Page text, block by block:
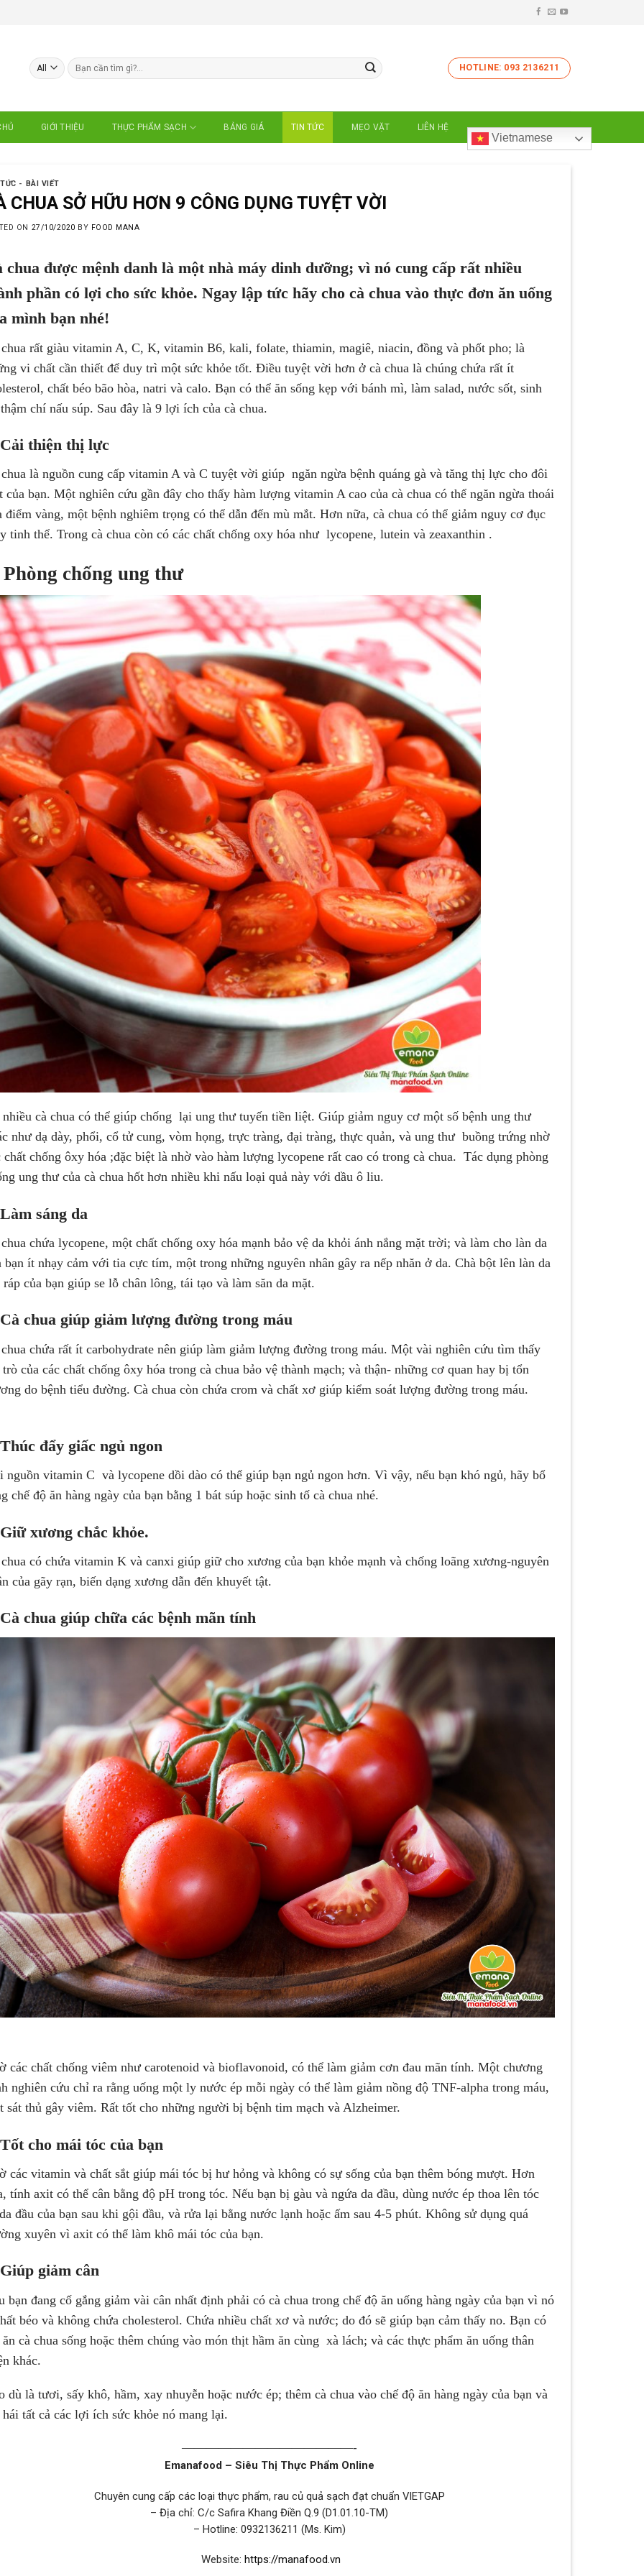
Search
for:
HOTLINE: 093 2136211
GIỚI THIỆU THỰC PHẨM SẠCH BẢNG GIÁ TIN TỨC MẸO VẶT LIÊN HỆ
Vietnamese
- BÀI VIẾT
CHUA SỞ HỮU HƠN 9 CÔNG DỤNG TUYỆT VỜI
ON 27/10/2020 BY FOOD MANA
chua được mệnh danh là một nhà máy dinh dưỡng; vì nó cung cấp rất nhiều
phần có lợi cho sức khỏe. Ngay lập tức hãy cho cà chua vào thực đơn ăn uống
mình bạn nhé!
chua rất giàu vitamin A, C, K, vitamin B6, kali, folate, thiamin, magiê, niacin, đồng và phốt pho; là
vi chất cần thiết để duy trì một sức khỏe tốt. Điều tuyệt vời hơn ở cà chua là chúng chứa rất ít
chất béo bão hòa, natri và calo. Bạn có thể ăn sống kẹp với bánh mì, làm salad, nước sốt, sinh
chí nấu súp. Sau đây là 9 lợi ích của cà chua.
thiện thị lực
là nguồn cung cấp vitamin A và C tuyệt vời giúp ngăn ngừa bệnh quáng gà và tăng thị lực cho đôi
của bạn. Một nghiên cứu gần đây cho thấy hàm lượng vitamin A cao của cà chua có thể ngăn ngừa thoái
điểm vàng, một bệnh nghiêm trọng có thể dẫn đến mù mắt. Hơn nữa, cà chua có thể giảm nguy cơ đục
tinh thể. Trong cà chua còn có các chất chống oxy hóa như lycopene, lutein và zeaxanthin .
Phòng chống ung thư
cà chua có thể giúp chống lại ung thư tuyến tiền liệt. Giúp giảm nguy cơ một số bệnh ung thư
như dạ dày, phổi, cổ tử cung, vòm họng, trực tràng, đại tràng, thực quản, và ung thư buồng trứng nhờ
chất chống ôxy hóa ;đặc biệt là nhờ vào hàm lượng lycopene rất cao có trong cà chua. Tác dụng phòng
ung thư của cà chua hốt hơn nhiều khi nấu loại quả này với dầu ô liu.
sáng da
chứa lycopene, một chất chống oxy hóa mạnh bảo vệ da khỏi ánh nắng mặt trời; và làm cho làn da
bạn ít nhạy cảm với tia cực tím, một trong những nguyên nhân gây ra nếp nhăn ở da. Chà bột lên làn da
ráp của bạn giúp se lỗ chân lông, tái tạo và làm săn da mặt.
chua giúp giảm lượng đường trong máu
chứa rất ít carbohydrate nên giúp làm giảm lượng đường trong máu. Một vài nghiên cứu tìm thấy
của các chất chống ôxy hóa trong cà chua bảo vệ thành mạch; và thận- những cơ quan hay bị tổn
do bệnh tiểu đường. Cà chua còn chứa crom và chất xơ giúp kiểm soát lượng đường trong máu.
đẩy giấc ngủ ngon
nguồn vitamin C và lycopene dồi dào có thể giúp bạn ngủ ngon hơn. Vì vậy, nếu bạn khó ngủ, hãy bổ
chế độ ăn hàng ngày của bạn bằng 1 bát súp hoặc sinh tố cà chua nhé.
xương chắc khỏe.
có chứa vitamin K và canxi giúp giữ cho xương của bạn khỏe mạnh và chống loãng xương-nguyên
của gãy rạn, biến dạng xương dẫn đến khuyết tật.
chua giúp chữa các bệnh mãn tính
các chất chống viêm như carotenoid và bioflavonoid, có thể làm giảm cơn đau mãn tính. Một chương
nghiên cứu chỉ ra rằng uống một ly nước ép mỗi ngày có thể làm giảm nồng độ TNF-alpha trong máu,
sát thủ gây viêm. Rất tốt cho những người bị bệnh tim mạch và Alzheimer.
cho mái tóc của bạn
các vitamin và chất sắt giúp mái tóc bị hư hỏng và không có sự sống của bạn thêm bóng mượt. Hơn
tính axit có thể cân bằng độ pH trong tóc. Nếu bạn bị gàu và ngứa da đầu, dùng nước ép thoa lên tóc
đầu của bạn sau khi gội đầu, và rửa lại bằng nước lạnh hoặc ấm sau 4-5 phút. Không sử dụng quá
xuyên vì axit có thể làm khô mái tóc của bạn.
giảm cân
bạn đang cố gắng giảm vài cân nhất định phải có cà chua trong chế độ ăn uống hàng ngày của bạn vì nó
béo và không chứa cholesterol. Chứa nhiều chất xơ và nước; do đó sẽ giúp bạn cảm thấy no. Bạn có
ăn cà chua sống hoặc thêm chúng vào món thịt hầm ăn cùng xà lách; và các thực phẩm ăn uống thân
khác.
dù là tươi, sấy khô, hầm, xay nhuyễn hoặc nước ép; thêm cà chua vào chế độ ăn hàng ngày của bạn và
hái tất cả các lợi ích sức khỏe nó mang lại.
——————————————-
Emanafood – Siêu Thị Thực Phẩm Online
Chuyên cung cấp các loại thực phẩm, rau củ quả sạch đạt chuẩn VIETGAP
– Địa chỉ: C/c Safira Khang Điền Q.9 (D1.01.10-TM)
– Hotline: 0932136211 (Ms. Kim)
Website: https://manafood.vn